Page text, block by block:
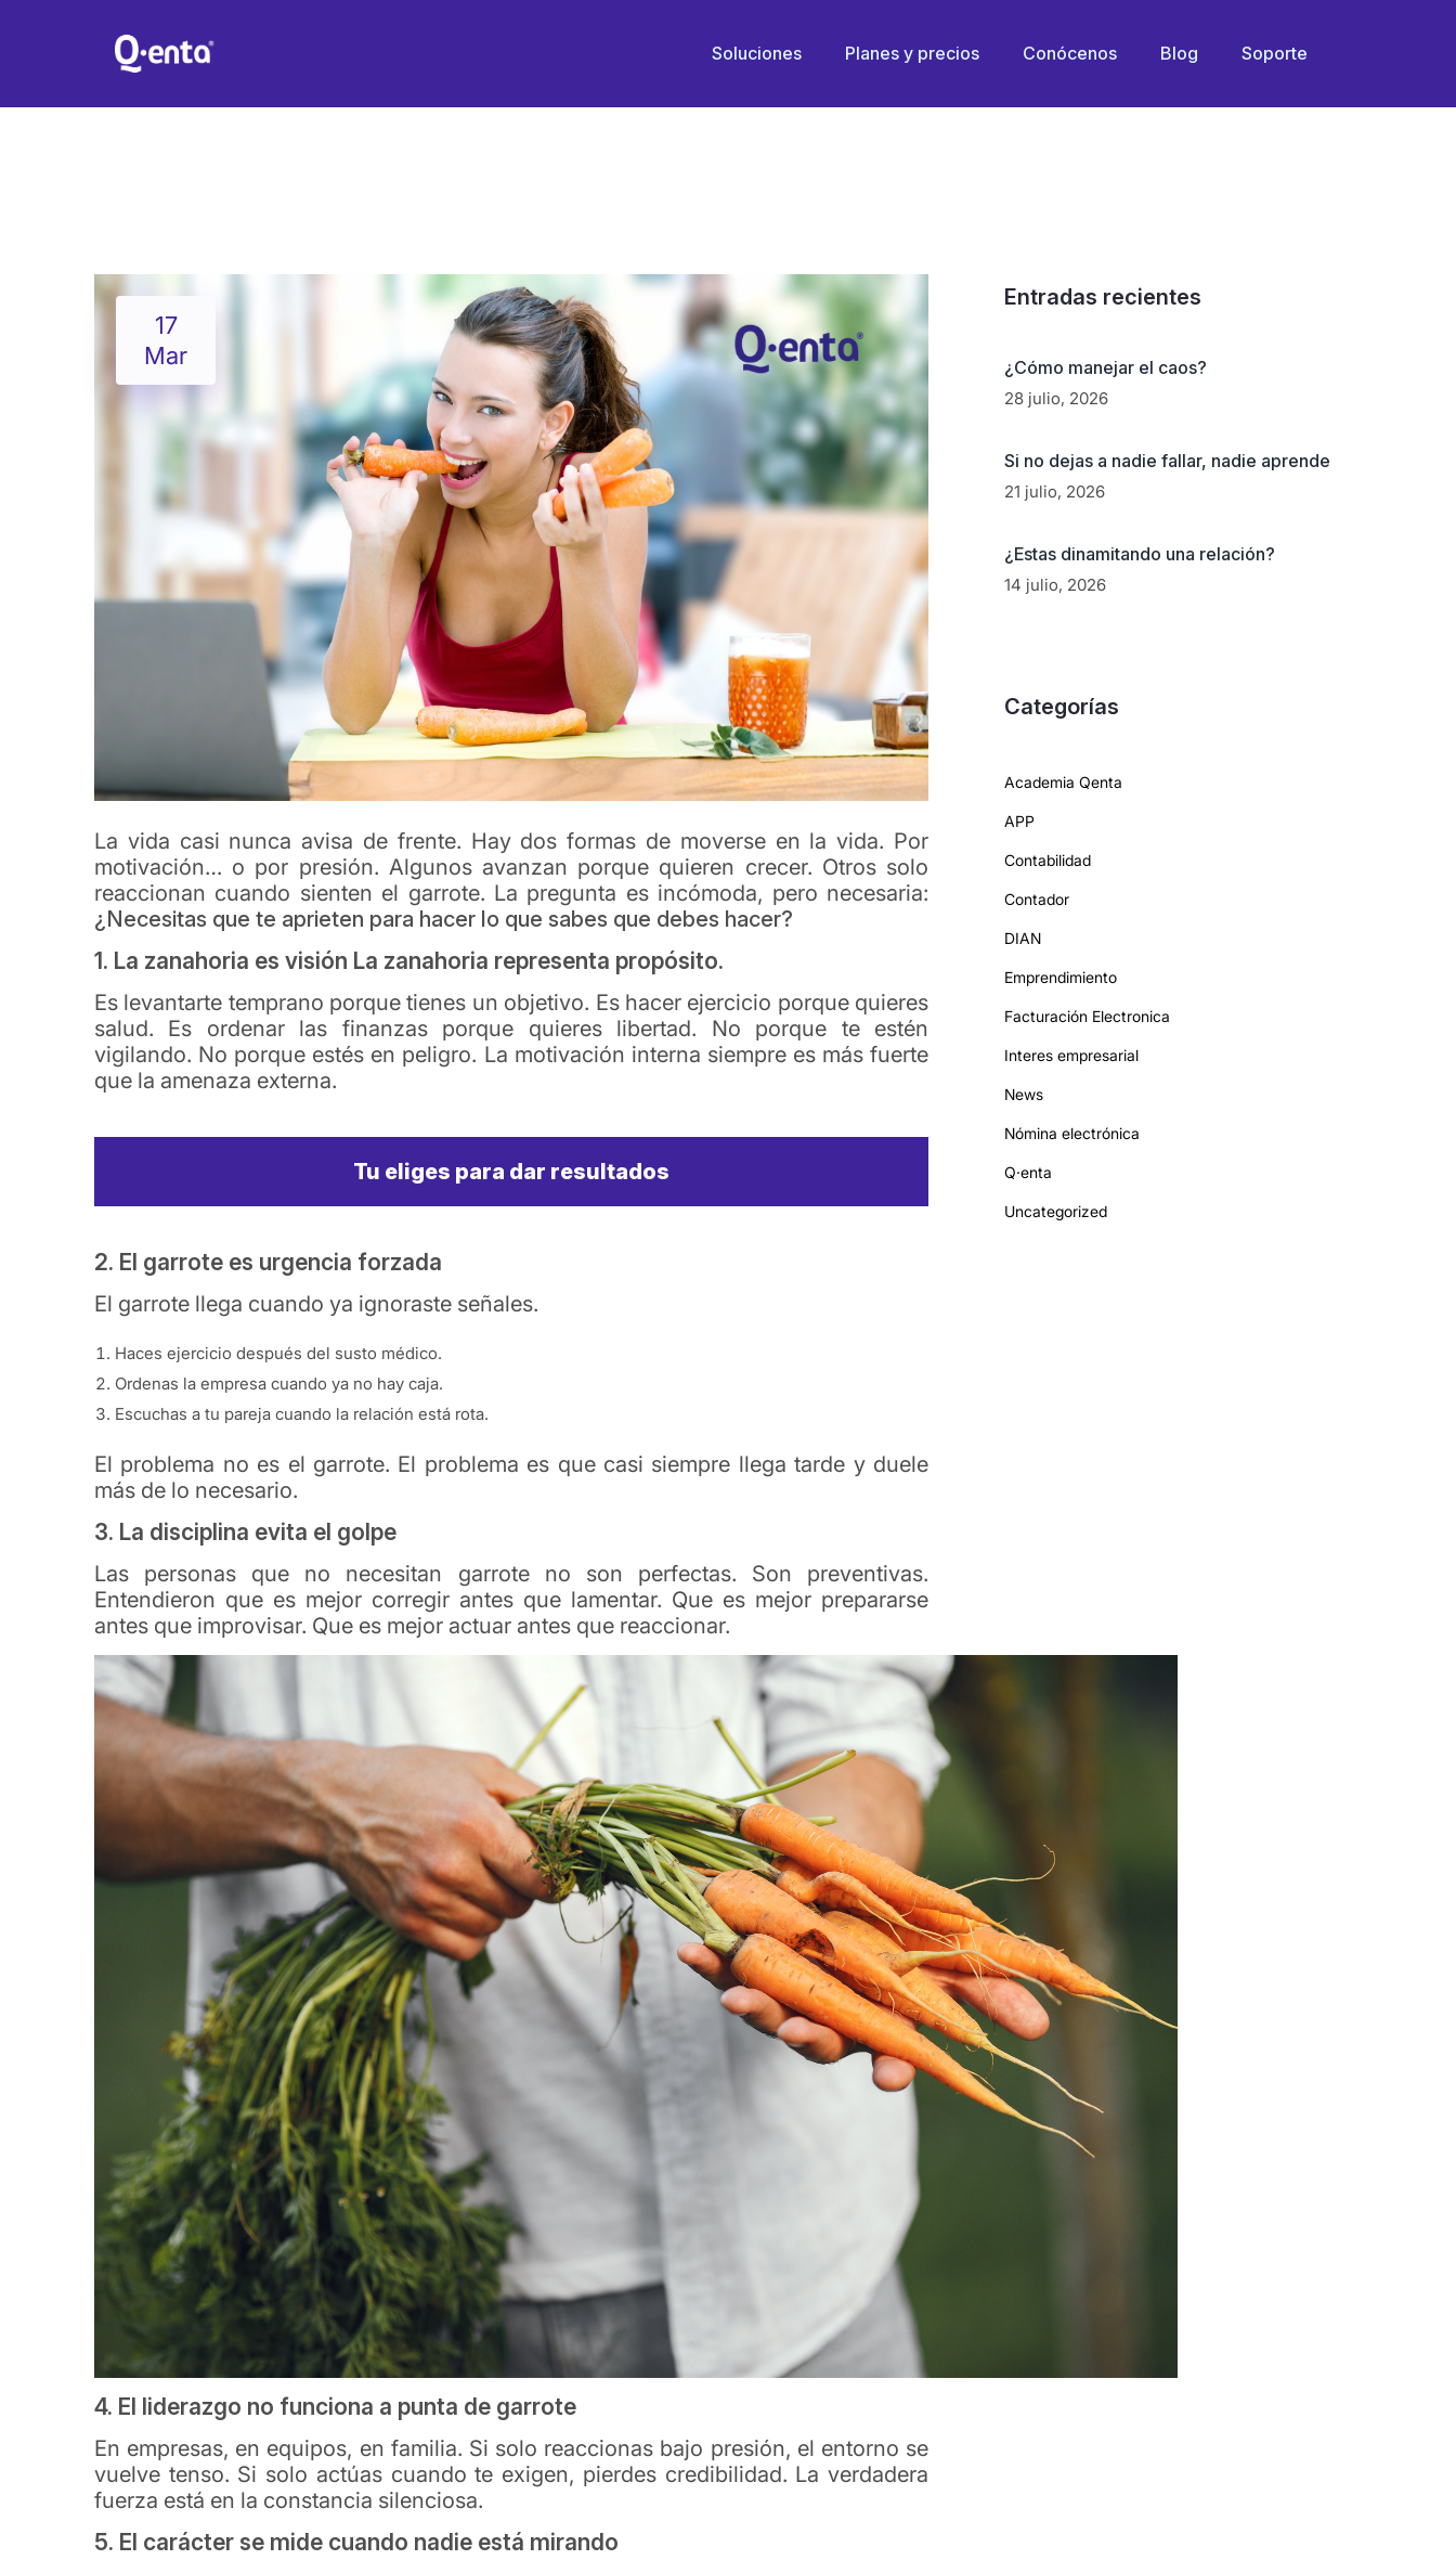
Soluciones Planes y precios Conócenos Blog Soporte
17
Mar
La vida casi nunca avisa de frente. Hay dos formas de moverse en la vida. Por
motivación… o por presión. Algunos avanzan porque quieren crecer. Otros solo
reaccionan cuando sienten el garrote. La pregunta es incómoda, pero necesaria:
¿Necesitas que te aprieten para hacer lo que sabes que debes hacer?
1. La zanahoria es visión La zanahoria representa propósito.
Es levantarte temprano porque tienes un objetivo. Es hacer ejercicio porque quieres
salud. Es ordenar las finanzas porque quieres libertad. No porque te estén
vigilando. No porque estés en peligro. La motivación interna siempre es más fuerte
que la amenaza externa.
Tu eliges para dar resultados
2. El garrote es urgencia forzada
El garrote llega cuando ya ignoraste señales.
Haces ejercicio después del susto médico.
Ordenas la empresa cuando ya no hay caja.
Escuchas a tu pareja cuando la relación está rota.
El problema no es el garrote. El problema es que casi siempre llega tarde y duele
más de lo necesario.
3. La disciplina evita el golpe
Las personas que no necesitan garrote no son perfectas. Son preventivas.
Entendieron que es mejor corregir antes que lamentar. Que es mejor prepararse
antes que improvisar. Que es mejor actuar antes que reaccionar.
4. El liderazgo no funciona a punta de garrote
En empresas, en equipos, en familia. Si solo reaccionas bajo presión, el entorno se
vuelve tenso. Si solo actúas cuando te exigen, pierdes credibilidad. La verdadera
fuerza está en la constancia silenciosa.
5. El carácter se mide cuando nadie está mirando
Entradas recientes
¿Cómo manejar el caos?
28 julio, 2026
Si no dejas a nadie fallar, nadie aprende
21 julio, 2026
¿Estas dinamitando una relación?
14 julio, 2026
Categorías
Academia Qenta
APP
Contabilidad
Contador
DIAN
Emprendimiento
Facturación Electronica
Interes empresarial
News
Nómina electrónica
Q·enta
Uncategorized